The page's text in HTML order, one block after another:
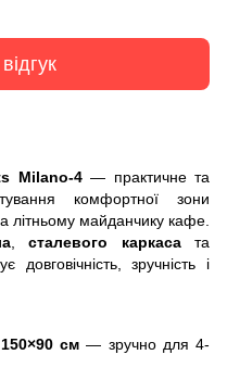
Milano-4— практичне та
комфортної зони
літньому майданчику кафе.
,сталевого каркасата
довговічність, зручність і
150×90 см — зручно для 4-